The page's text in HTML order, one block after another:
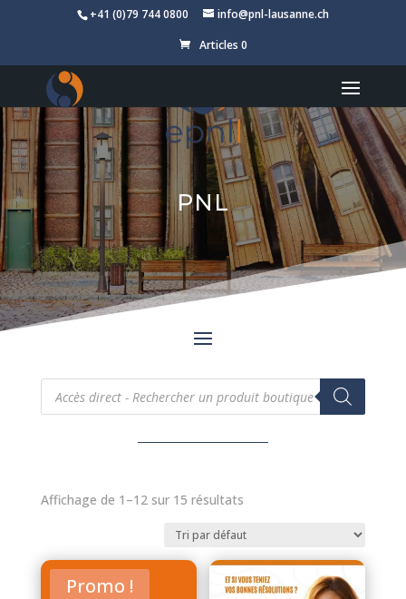
+41 (0)79 744 0800
info@pnl-lausanne.ch
Articles 0
PNL
Recherche
produits
Affichage de 1–12 sur 15 résultats
Promo !